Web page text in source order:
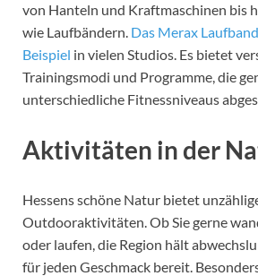
von Hanteln und Kraftmaschinen bis
wie Laufbändern. Das Merax
Beispiel in vielen Studios. Es bietet
Trainingsmodi und Programme, die
unterschiedliche Fitnessniveaus
Aktivitäten in der
Hessens schöne Natur bietet
Outdooraktivitäten. Ob Sie gerne
oder laufen, die Region hält
für jeden Geschmack bereit.